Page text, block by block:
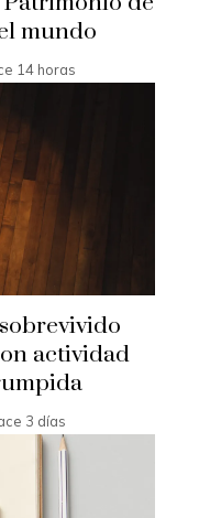
mundo
14 horas
actividad
3 días